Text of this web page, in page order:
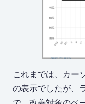
これまでは、カー
の表示でしたが、